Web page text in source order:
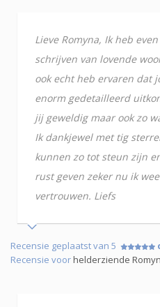
Lieve Romyna, Ik heb
schrijven van lovende
ook echt heb ervaren dat
enorm gedetailleerd
jij geweldig maar ook zo
Ik dankjewel met tig
kunnen zo tot steun zijn
rust geven zeker nu ik
vertrouwen. Liefs
Recensie geplaatst van 5
Recensie voorhelderziende